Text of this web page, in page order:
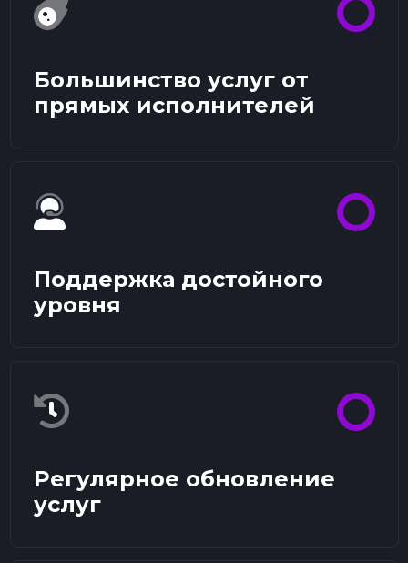
Большинство услуг от
прямых исполнителей
Поддержка достойного
уровня
Регулярное обновление
услуг